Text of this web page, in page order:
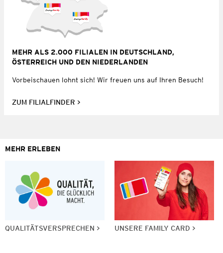
MEHR ALS 2.000 FILIALEN IN DEUTSCHLAND,
ÖSTERREICH UND DEN NIEDERLANDEN
Vorbeischauen lohnt sich! Wir freuen uns auf Ihren Besuch!
ZUM FILIALFINDER
MEHR ERLEBEN
QUALITÄTSVERSPRECHEN UNSERE FAMILY CARD